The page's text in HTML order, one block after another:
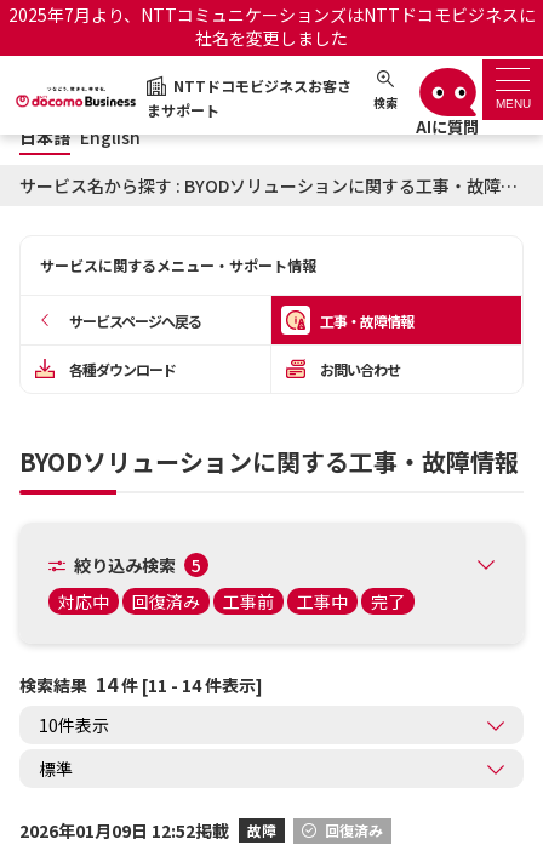
2025年7月より、NTTコミュニケーションズはNTTドコモビジネスに
社名を変更しました
NTTドコモビジネスお客さ
まサポート
検索 MENU
NTTドコモビジネスお客さまサポート 日本語 English
サポートトップ
お知らせ サポートサイトの使い方
日本語 English
サービス名から探す : BYODソリューションに関する工事・故障情報
サービスに関するメニュー・サポート情報
サービスページへ戻る 工事・故障情報
各種ダウンロード お問い合わせ
BYODソリューションに関する工事・故障情報
絞り込み検索
5
対応中
回復済み 工事前 工事中 完了
検索結果 14件 [11 - 14 件表示]
2026年01月09日 12:52掲載 故障 回復済み